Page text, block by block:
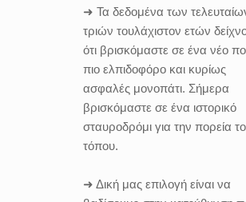
➜ Τα δεδομένα των
τριών τουλάχιστον ετών
ότι βρισκόμαστε σε ένα νέο
πιο ελπιδοφόρο και κυρίως
ασφαλές μονοπάτι. Σήμερα
βρισκόμαστε σε ένα ιστορικό
σταυροδρόμι για την πορεία
τόπου.
➜ Δική μας επιλογή είναι να